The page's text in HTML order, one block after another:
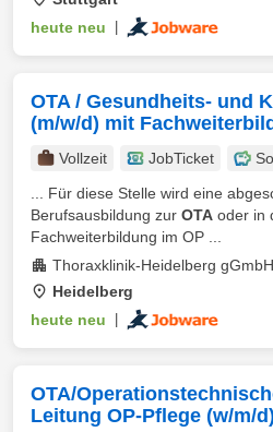
heute neu
OTA / Gesundheits- und
(m/w/d) mit
Vollzeit JobTicket
... Für diese Stelle wird eine
Berufsausbildung zur OTA oder in
Fachweiterbildung im OP ...
Thoraxklinik-Heidelberg gGmbH
Heidelberg
heute neu
OTA/
Leitung OP-Pflege (w/m/d)